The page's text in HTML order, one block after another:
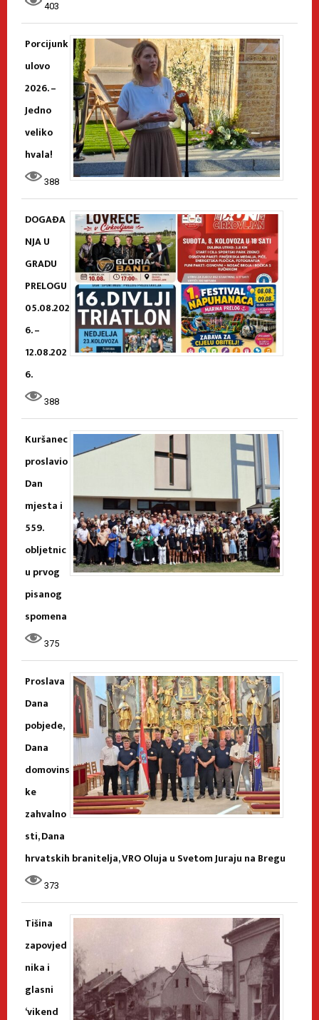
403
Porcijunk
ulovo
2026. –
Jedno
veliko
hvala!
388
DOGAĐA
NJA U
GRADU
PRELOGU
05.08.202
6. –
12.08.202
6.
388
Kuršanec
proslavio
Dan
mjesta i
559.
obljetnic
u prvog
pisanog
spomena
375
Proslava
Dana
pobjede,
Dana
domovins
ke
zahvalno
sti, Dana
hrvatskih branitelja, VRO Oluja u Svetom Juraju na Bregu
373
Tišina
zapovjed
nika i
glasni
‘vikend